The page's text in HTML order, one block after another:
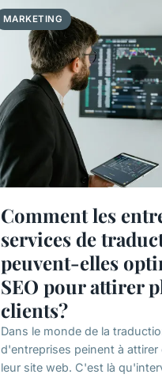
MARKETING
Comment les
services de
peuvent-elles
SEO pour attirer
clients?
Dans le monde de la
d'entreprises peinent à attirer
leur site web. C'est là